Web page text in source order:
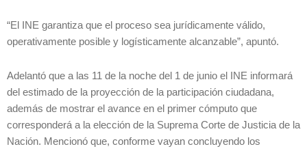
“El INE garantiza que el proceso sea jurídicamente válido,
operativamente posible y logísticamente alcanzable”, apuntó.
Adelantó que a las 11 de la noche del 1 de junio el INE informará
del estimado de la proyección de la participación ciudadana,
además de mostrar el avance en el primer cómputo que
corresponderá a la elección de la Suprema Corte de Justicia de la
Nación. Mencionó que, conforme vayan concluyendo los